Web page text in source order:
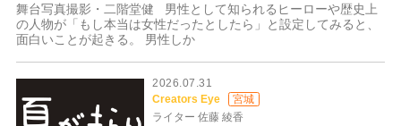
舞台写真撮影・二階堂健 男性として知られるヒーローや歴史上
の人物が「もし本当は女性だったとしたら」と設定してみると、
面白いことが起きる。 男性しか
2026.07.31
Creators Eye
宮城
ライター 佐藤 綾香